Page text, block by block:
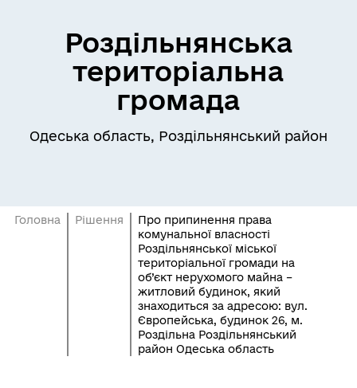
Роздільнянська
територіальна
громада
Одеська область, Роздільнянський район
Головна Рішення
Про припинення права
комунальної власності
Роздільнянської міської
територіальної громади на
об’єкт нерухомого майна –
житловий будинок, який
знаходиться за адресою: вул.
Європейська, будинок 26, м.
Роздільна Роздільнянський
район Одеська область